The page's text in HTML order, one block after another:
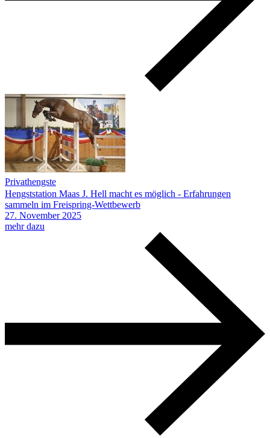
Privathengste
Hengststation Maas J. Hell macht es möglich - Erfahrungen
sammeln im Freispring-Wettbewerb
27. November 2025
mehr dazu